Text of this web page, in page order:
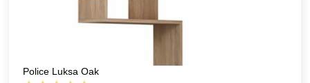
Police Luksa Oak